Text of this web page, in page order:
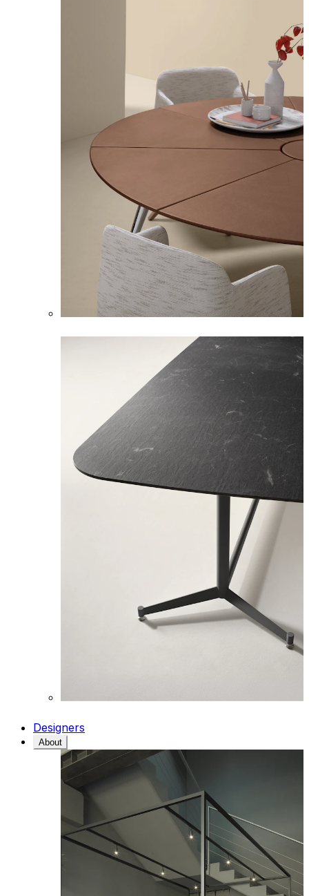
Designers
About